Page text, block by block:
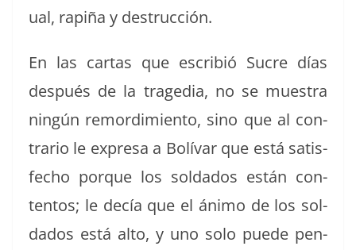
u­al, rapiña y destrucción.
En las car­tas que escribió Sucre días
después de la trage­dia, no se mues­tra
ningún remordimien­to, sino que al con­
trario le expre­sa a Bolí­var que está sat­is­
fe­cho porque los sol­da­dos están con­
tentos; le decía que el áni­mo de los sol­
da­dos está alto, y uno solo puede pen­